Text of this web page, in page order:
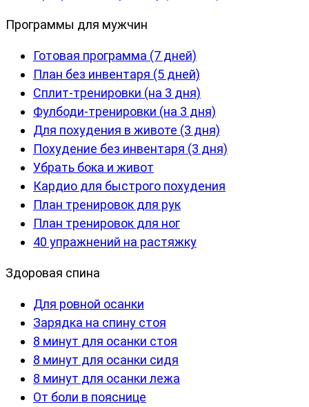
Программы для мужчин
Готовая программа (7 дней)
План без инвентаря (5 дней)
Сплит-тренировки (на 3 дня)
Фулбоди-тренировки (на 3 дня)
Для похудения в животе (3 дня)
Похудение без инвентаря (3 дня)
Убрать бока и живот
Кардио для быстрого похудения
План тренировок для рук
План тренировок для ног
40 упражнений на растяжку
Здоровая спина
Для ровной осанки
Зарядка на спину стоя
8 минут для осанки стоя
8 минут для осанки сидя
8 минут для осанки лежа
От боли в пояснице